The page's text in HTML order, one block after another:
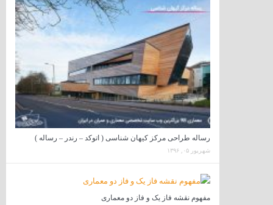
رساله طراحی مرکز کیهان شناسی ( اتوکد – رندر – رساله )
شهریور ۰۵, ۱۳۹۶
مفهوم نقشه فاز یک و فاز دو معماری